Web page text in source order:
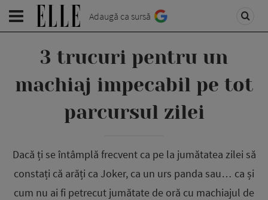
Adaugă ca sursă
3 trucuri pentru un
machiaj impecabil pe tot
parcursul zilei
Dacă ți se întâmplă frecvent ca pe la jumătatea zilei să
constați că arăți ca Joker, ca un urs panda sau… ca și
cum nu ai fi petrecut jumătate de oră cu machiajul de